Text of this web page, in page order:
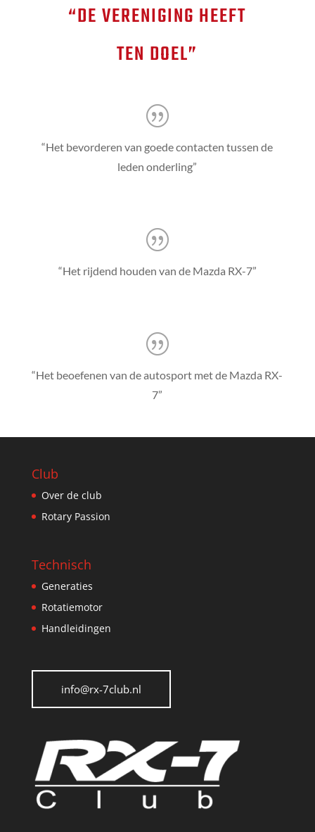
“DE VERENIGING HEEFT
TEN DOEL”
“Het bevorderen van goede contacten tussen de
leden onderling”
“Het rijdend houden van de Mazda RX-7”
“Het beoefenen van de autosport met de Mazda RX-
7”
Club
Over de club
Rotary Passion
Technisch
Generaties
Rotatiemotor
Handleidingen
info@rx-7club.nl